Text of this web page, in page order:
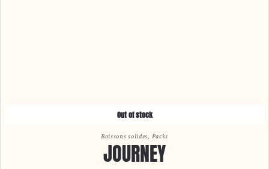
Out of stock
Boissons solides, Packs
JOURNEY